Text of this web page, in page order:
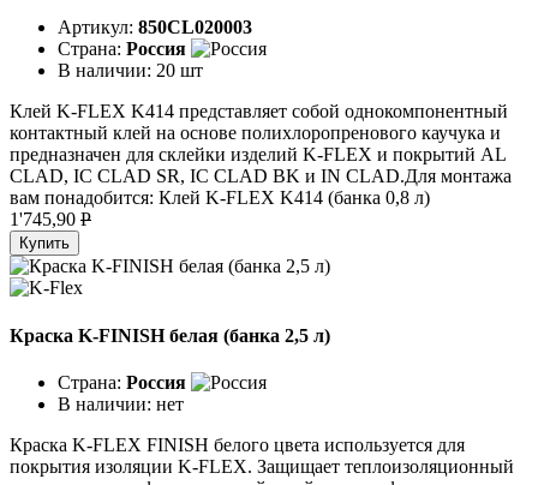
Артикул: 850CL020003
Страна: Россия
В наличии: 20 шт
Клей K-FLEX K414 представляет собой однокомпонентный
контактный клей на основе полихлоропренового каучука и
предназначен для склейки изделий K-FLEX и покрытий AL
CLAD, IC CLAD SR, IC CLAD BK и IN CLAD.Для монтажа
вам понадобится: Клей K-FLEX K414 (банка 0,8 л)
1'745,90 P
Купить
Краска K-FINISH белая (банка 2,5 л)
Страна: Россия
В наличии: нет
Краска K-FLEX FINISH белого цвета используется для
покрытия изоляции K-FLEX. Защищает теплоизоляционный